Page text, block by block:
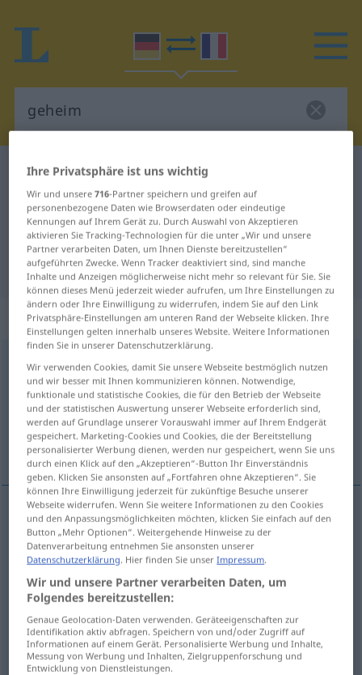
Deutsch-Französisch Wörterbuch
Deutsch-Französisch Übersetzung
für "geheim"
"geheim" Französisch Übersetzung
„geheim“: Adjektiv
geheim [gəˈhaɪm]adj
Übersicht aller Übersetzungen
(Für mehr Details die Übersetzung anklicken/antippen)
secret, confidentiel mystérieux
secret geheim (≈ verborgen)
confidentiel geheim (≈ vertraulich)
geheim → siehe „ geheimtun
Ihre Privatsphäre ist uns wichtig
Wir und unsere716-Partner speichern und greifen auf
personenbezogene Daten wie Browserdaten oder eindeutige
Kennungen auf Ihrem Gerät zu. Durch Auswahl von Akzeptieren
aktivieren Sie Tracking-Technologien für die unter „Wir und unsere
Partner verarbeiten Daten, um Ihnen Dienste bereitzustellen“
aufgeführten Zwecke. Wenn Tracker deaktiviert sind, sind manche
Inhalte und Anzeigen möglicherweise nicht mehr so relevant für Sie. Sie
können dieses Menü jederzeit wieder aufrufen, um Ihre Einstellungen zu
ändern oder Ihre Einwilligung zu widerrufen, indem Sie auf den Link
Privatsphäre-Einstellungen am unteren Rand der Webseite klicken. Ihre
Einstellungen gelten innerhalb unseres Website. Weitere Informationen
finden Sie in unserer Datenschutzerklärung.
Wir verwenden Cookies, damit Sie unsere Webseite bestmöglich nutzen
und wir besser mit Ihnen kommunizieren können. Notwendige,
funktionale und statistische Cookies, die für den Betrieb der Webseite
und der statistischen Auswertung unserer Webseite erforderlich sind,
werden auf Grundlage unserer Vorauswahl immer auf Ihrem Endgerät
gespeichert. Marketing-Cookies und Cookies, die der Bereitstellung
personalisierter Werbung dienen, werden nur gespeichert, wenn Sie uns
durch einen Klick auf den „Akzeptieren“-Button Ihr Einverständnis
geben. Klicken Sie ansonsten auf „Fortfahren ohne Akzeptieren“. Sie
können Ihre Einwilligung jederzeit für zukünftige Besuche unserer
Webseite widerrufen. Wenn Sie weitere Informationen zu den Cookies
und den Anpassungsmöglichkeiten möchten, klicken Sie einfach auf den
Button „Mehr Optionen“. Weitergehende Hinweise zu der
Datenverarbeitung entnehmen Sie ansonsten unserer
Datenschutzerklärung. Hier finden Sie unserImpressum.
Wir und unsere Partner verarbeiten Daten, um
Folgendes bereitzustellen:
Genaue Geolocation-Daten verwenden. Geräteeigenschaften zur
Identifikation aktiv abfragen. Speichern von und/oder Zugriff auf
Informationen auf einem Gerät. Personalisierte Werbung und Inhalte,
Messung von Werbung und Inhalten, Zielgruppenforschung und
Entwicklung von Dienstleistungen.